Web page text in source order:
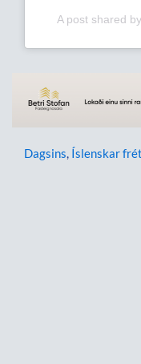
A post shared
Dagsins, Íslenskar